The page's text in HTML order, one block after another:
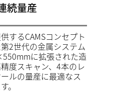
続量産
するCAMSコンセプト
2世代の金属システム
に拡張された造
度スキャン、4本のレ
ルの量産に最適なス
。